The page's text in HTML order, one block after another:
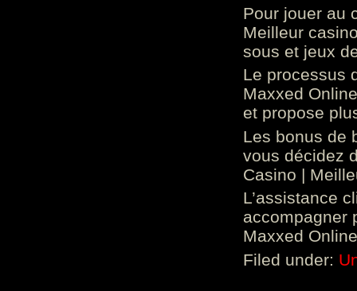
Pour jouer au
Meilleur
sous et jeux
Le processus
Maxxed
et propose
Les bonus de
vous décidez
Casino |
L’assistance
accompagner
Maxxed
Filed under: